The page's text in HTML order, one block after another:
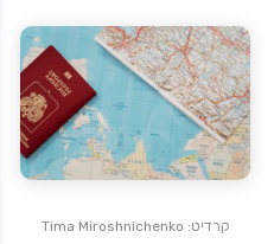
קרדיט: Tima Miroshnichenko